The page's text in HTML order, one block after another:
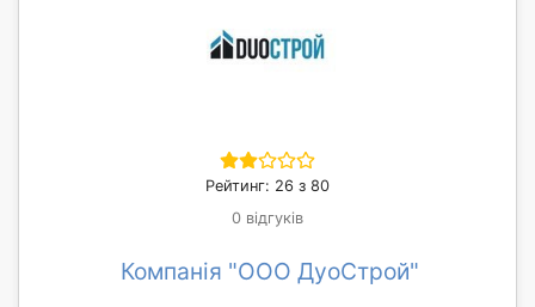
Рейтинг: 26 з 80
0 відгуків
Компанія "ООО ДуоСтрой"